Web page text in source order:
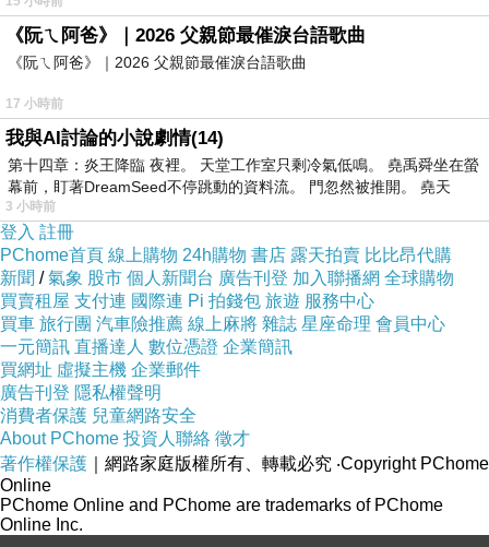
《阮ㄟ阿爸》｜2026 父親節最催淚台語歌曲
《阮ㄟ阿爸》｜2026 父親節最催淚台語歌曲
17 小時前
我與AI討論的小說劇情(14)
第十四章：炎王降臨 夜裡。 天堂工作室只剩冷氣低鳴。 堯禹舜坐在螢
幕前，盯著DreamSeed不停跳動的資料流。 門忽然被推開。 堯天
3 小時前
登入 註冊
PChome首頁 線上購物 24h購物 書店 露天拍賣 比比昂代購
新聞 /氣象 股市 個人新聞台 廣告刊登 加入聯播網 全球購物
買賣租屋 支付連 國際連 Pi 拍錢包 旅遊 服務中心
買車 旅行團 汽車險推薦 線上麻將 雜誌 星座命理 會員中心
一元簡訊 直播達人 數位憑證 企業簡訊
買網址 虛擬主機 企業郵件
廣告刊登 隱私權聲明
消費者保護 兒童網路安全
About PChome 投資人聯絡 徵才
著作權保護 ｜網路家庭版權所有、轉載必究 ‧Copyright PChome
Online
PChome Online and PChome are trademarks of PChome
Online Inc.